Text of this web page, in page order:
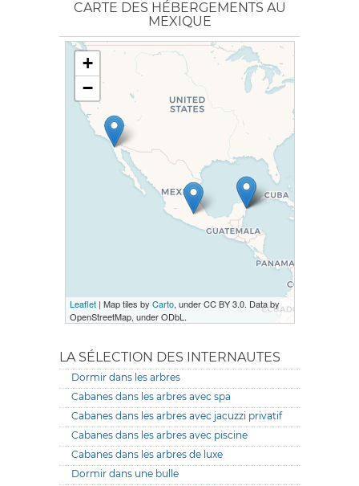
CARTE DES HÉBERGEMENTS AU
MEXIQUE
+
−
Leaflet| Map tiles by Carto, under CC BY 3.0. Data by
OpenStreetMap, under ODbL.
LA SÉLECTION DES INTERNAUTES
Dormir dans les arbres
Cabanes dans les arbres avec spa
Cabanes dans les arbres avec jacuzzi privatif
Cabanes dans les arbres avec piscine
Cabanes dans les arbres de luxe
Dormir dans une bulle